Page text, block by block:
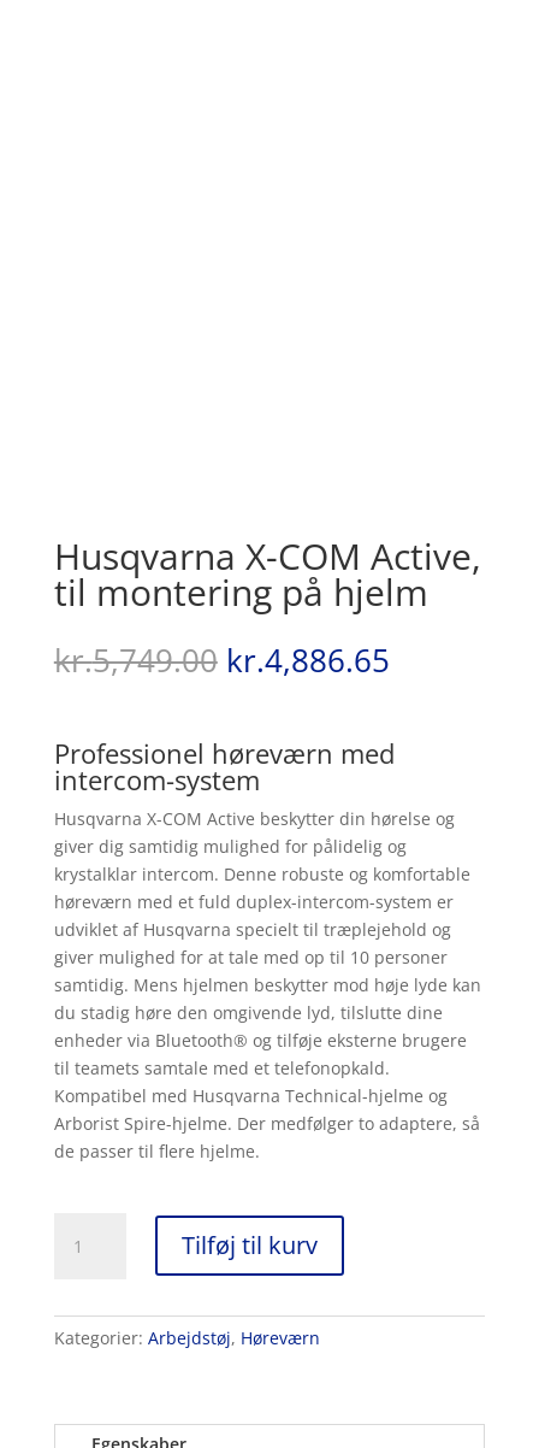
Husqvarna X-COM Active,
til montering på hjelm
kr.5,749.00 Den
oprindelige
var:
kr.5,749.00.
kr.4,886.65Den
er:
Professionel høreværn med
intercom-system
Husqvarna X-COM Active beskytter din hørelse og
giver dig samtidig mulighed for pålidelig og
krystalklar intercom. Denne robuste og komfortable
høreværn med et fuld duplex-intercom-system er
udviklet af Husqvarna specielt til træplejehold og
giver mulighed for at tale med op til 10 personer
samtidig. Mens hjelmen beskytter mod høje lyde kan
du stadig høre den omgivende lyd, tilslutte dine
enheder via Bluetooth® og tilføje eksterne brugere
til teamets samtale med et telefonopkald.
Kompatibel med Husqvarna Technical-hjelme og
Arborist Spire-hjelme. Der medfølger to adaptere, så
de passer til flere hjelme.
til
hjelm
Tilføj til kurv
Kategorier: Arbejdstøj, Høreværn